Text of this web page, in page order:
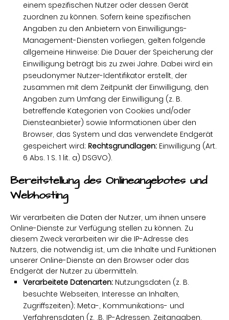
einem spezifischen Nutzer oder dessen Gerät
zuordnen zu können. Sofern keine spezifischen
Angaben zu den Anbietern von Einwilligungs-
Management-Diensten vorliegen, gelten folgende
allgemeine Hinweise: Die Dauer der Speicherung der
Einwilligung beträgt bis zu zwei Jahre. Dabei wird ein
pseudonymer Nutzer-Identifikator erstellt, der
zusammen mit dem Zeitpunkt der Einwilligung, den
Angaben zum Umfang der Einwilligung (z. B.
betreffende Kategorien von Cookies und/oder
Diensteanbieter) sowie Informationen über den
Browser, das System und das verwendete Endgerät
gespeichert wird; Rechtsgrundlagen: Einwilligung (Art.
6 Abs. 1 S. 1 lit. a) DSGVO).
Bereitstellung des Onlineangebotes und
Webhosting
Wir verarbeiten die Daten der Nutzer, um ihnen unsere
Online-Dienste zur Verfügung stellen zu können. Zu
diesem Zweck verarbeiten wir die IP-Adresse des
Nutzers, die notwendig ist, um die Inhalte und Funktionen
unserer Online-Dienste an den Browser oder das
Endgerät der Nutzer zu übermitteln.
Verarbeitete Datenarten: Nutzungsdaten (z. B.
besuchte Webseiten, Interesse an Inhalten,
Zugriffszeiten); Meta-, Kommunikations- und
Verfahrensdaten (z. .B. IP-Adressen, Zeitangaben,